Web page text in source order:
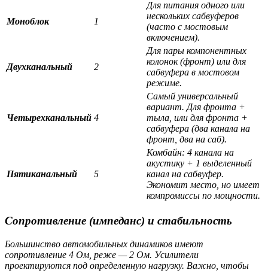
Моноблок 1
Для питания одного или
нескольких сабвуферов
(часто с мостовым
включением).
Двухканальный 2
Для пары компонентных
колонок (фронт) или для
сабвуфера в мостовом
режиме.
Четырехканальный 4
Самый универсальный
вариант. Для фронта +
тыла, или для фронта +
сабвуфера (два канала на
фронт, два на саб).
Пятиканальный 5
Комбайн: 4 канала на
акустику + 1 выделенный
канал на сабвуфер.
Экономит место, но имеет
компромиссы по мощности.
Сопротивление (импеданс) и стабильность
Большинство автомобильных динамиков имеют
сопротивление 4 Ом, реже — 2 Ом. Усилители
проектируются под определенную нагрузку. Важно, чтобы